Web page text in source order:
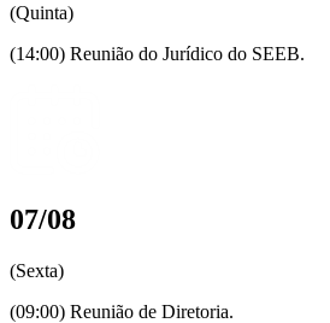
(Quinta)
(14:00) Reunião do Jurídico do SEEB.
07/08
(Sexta)
(09:00) Reunião de Diretoria.